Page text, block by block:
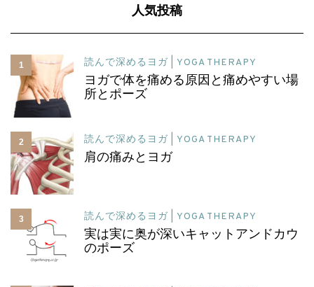
人気投稿
1 読んで深めるヨガ | YOGA THERAPY
ヨガで体を痛める原因と痛めやすい場
所とポーズ
2 読んで深めるヨガ | YOGA THERAPY
肩の痛みとヨガ
3 読んで深めるヨガ | YOGA THERAPY
実は実に奥が深いキャットアンドカウ
のポーズ